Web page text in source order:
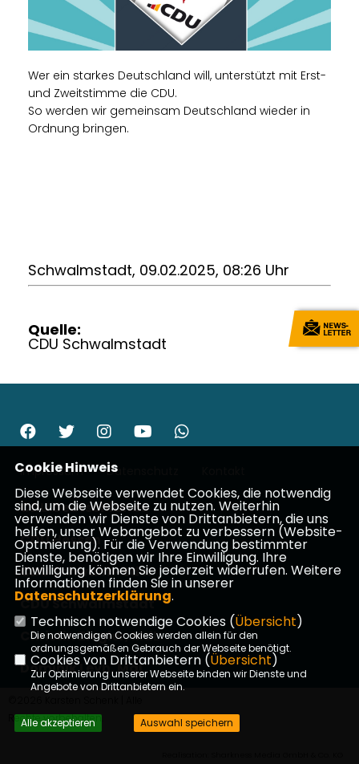
Wer ein starkes Deutschland will, unterstützt mit Erst-
und Zweitstimme die CDU.
So werden wir gemeinsam Deutschland wieder in
Ordnung bringen.
Schwalmstadt, 09.02.2025, 08:26 Uhr
Quelle:
CDU Schwalmstadt
Impressum Datenschutz
CDU Deutschlands
CDU Hessen
CDU Schwalm-Eder
CDU Schwalmstadt
Christin Ziegler, MdL
Dominik Leyh, MdL
Rechte vorbehalten.
Cookie Hinweis
Diese Webseite verwendet Cookies, die notwendig
sind, um die Webseite zu nutzen. Weiterhin
verwenden wir Dienste von Drittanbietern, die uns
helfen, unser Webangebot zu verbessern (Website-
Optmierung). Für die Verwendung bestimmter
Dienste, benötigen wir Ihre Einwilligung. Ihre
Einwilligung können Sie jederzeit widerrufen. Weitere
Informationen finden Sie in unserer
Datenschutzerklärung.
Technisch notwendige Cookies (Übersicht)
Die notwendigen Cookies werden allein für den
ordnungsgemäßen Gebrauch der Webseite benötigt.
Cookies von Drittanbietern (Übersicht)
Zur Optimierung unserer Webseite binden wir Dienste und
Angebote von Drittanbietern ein.
Alle akzeptieren Auswahl speichern